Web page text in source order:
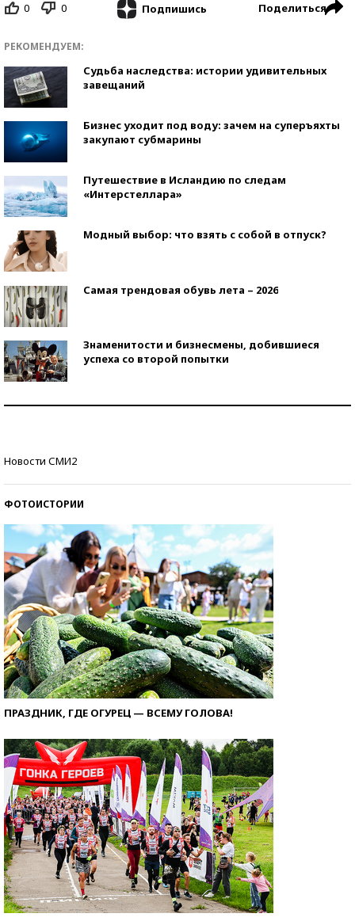
0 0 Подпишись Поделиться
РЕКОМЕНДУЕМ:
Судьба наследства: истории удивительных
завещаний
Бизнес уходит под воду: зачем на суперъяхты
закупают субмарины
Путешествие в Исландию по следам
«Интерстеллара»
Модный выбор: что взять с собой в отпуск?
Самая трендовая обувь лета – 2026
Знаменитости и бизнесмены, добившиеся
успеха со второй попытки
Новости СМИ2
ФОТОИСТОРИИ
ПРАЗДНИК, ГДЕ ОГУРЕЦ — ВСЕМУ ГОЛОВА!